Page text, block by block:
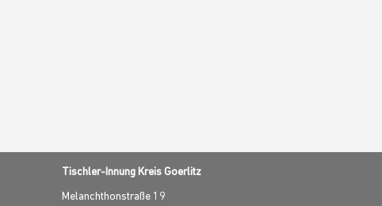
Tischler-Innung Kreis Goerlitz
Melanchthonstraße 19